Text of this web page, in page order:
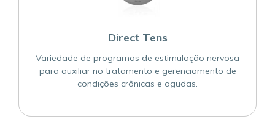
Direct Tens
Variedade de programas de estimulação nervosa
para auxiliar no tratamento e gerenciamento de
condições crônicas e agudas.